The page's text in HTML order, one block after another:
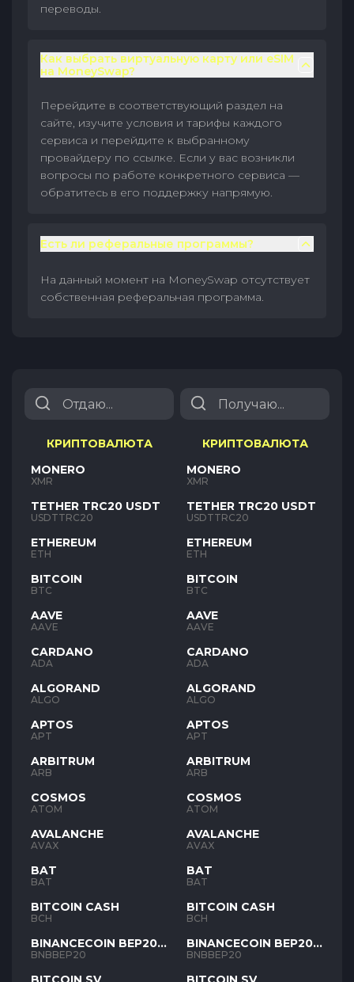
переводы.
Как выбрать виртуальную карту или eSIM
на MoneySwap?
Перейдите в соответствующий раздел на
сайте, изучите условия и тарифы каждого
сервиса и перейдите к выбранному
провайдеру по ссылке. Если у вас возникли
вопросы по работе конкретного сервиса —
обратитесь в его поддержку напрямую.
Есть ли реферальные программы?
На данный момент на MoneySwap отсутствует
собственная реферальная программа.
КРИПТОВАЛЮТА
MONERO
XMR
TETHER TRC20 USDT
USDTTRC20
ETHEREUM
ETH
BITCOIN
BTC
AAVE
AAVE
CARDANO
ADA
ALGORAND
ALGO
APTOS
APT
ARBITRUM
ARB
COSMOS
ATOM
AVALANCHE
AVAX
BAT
BAT
BITCOIN CASH
BCH
BINANCECOIN BEP20
BNB
BNBBEP20
КРИПТОВАЛЮТА
MONERO
XMR
TETHER TRC20 USDT
USDTTRC20
ETHEREUM
ETH
BITCOIN
BTC
AAVE
AAVE
CARDANO
ADA
ALGORAND
ALGO
APTOS
APT
ARBITRUM
ARB
COSMOS
ATOM
AVALANCHE
AVAX
BAT
BAT
BITCOIN CASH
BCH
BINANCECOIN BEP20
BNB
BNBBEP20